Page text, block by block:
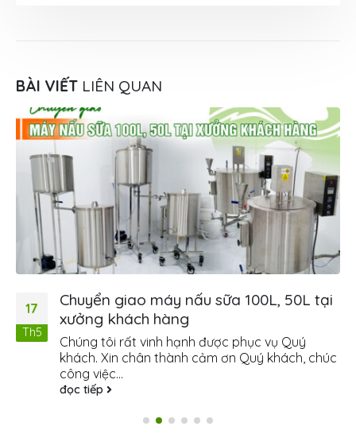
BÀI VIẾT LIÊN QUAN
17
Th5
Chuyển giao máy nấu sữa 100L, 50L tại
xưởng khách hàng
Chúng tôi rất vinh hạnh được phục vụ Quý
khách. Xin chân thành cảm ơn Quý khách, chúc
công việc...
đọc tiếp